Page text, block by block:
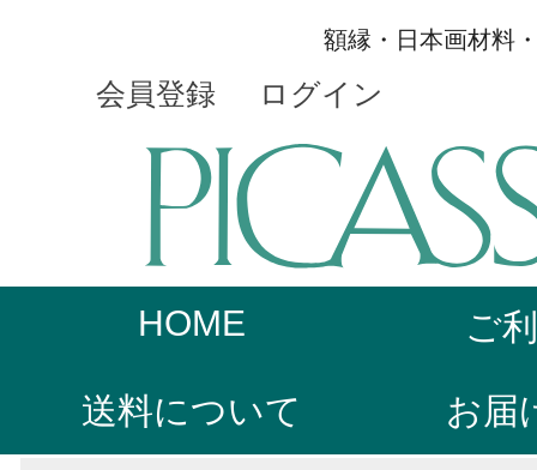
額縁・日本画材料
会員登録 ログイン
HOME ご
送料について お届